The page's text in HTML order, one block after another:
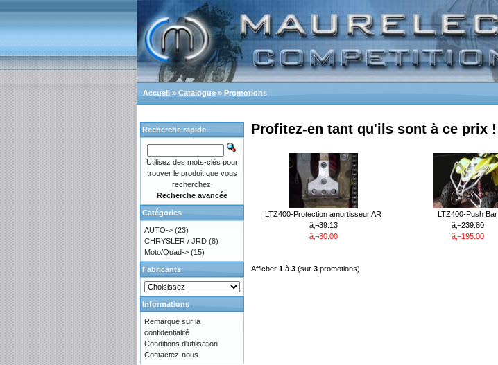
Accueil » Catalogue » Promotions
Profitez-en tant qu'ils sont à ce prix !
LTZ400-Protection amortisseur AR
â‚¬39.13
â‚¬30.00
LTZ400-Push Bar
â‚¬239.80
â‚¬195.00
Afficher 1 à 3 (sur 3 promotions)
Recherche rapide
Utilisez des mots-clés pour
trouver le produit que vous
recherchez.
Recherche avancée
Catégories
AUTO-> (23)
CHRYSLER / JRD (8)
Moto/Quad-> (15)
Fabricants
Informations
Remarque sur la
confidentialité
Conditions d'utilisation
Contactez-nous